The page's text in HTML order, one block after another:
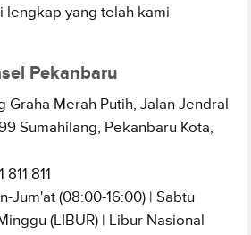
lengkap yang telah kami
Pekanbaru
Graha Merah Putih, Jalan Jendral
Sumahilang, Pekanbaru Kota,
811
Jum'at (08:00-16:00) | Sabtu
(LIBUR) | Libur Nasional